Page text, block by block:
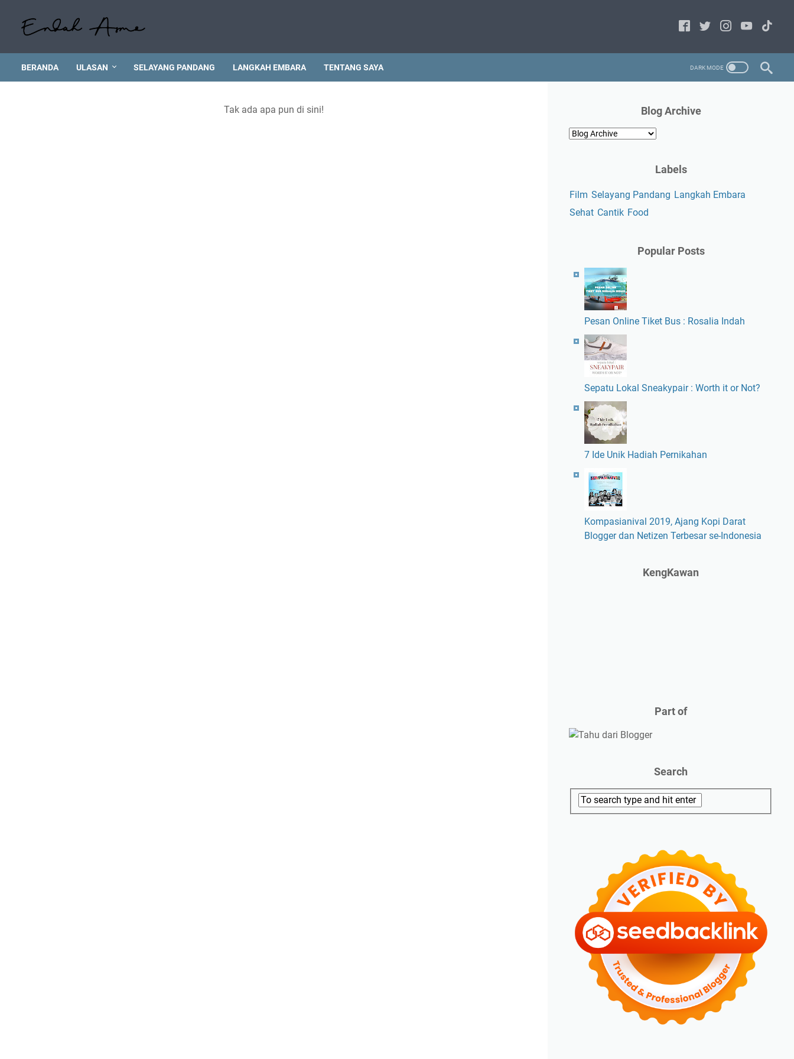
BERANDA ULASAN SELAYANG PANDANG LANGKAH EMBARA TENTANG SAYA
Tak ada apa pun di sini! Blog Archive
Labels
Film Selayang Pandang Langkah Embara
Sehat Cantik Food
Popular Posts
Pesan Online Tiket Bus : Rosalia Indah
Sepatu Lokal Sneakypair : Worth it or Not?
7 Ide Unik Hadiah Pernikahan
Kompasianival 2019, Ajang Kopi Darat
Blogger dan Netizen Terbesar se-Indonesia
KengKawan
Part of
Search